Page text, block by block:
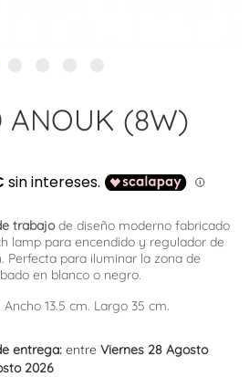
ANOUK (8W)
trabajode diseño moderno fabricado
lamp para encendido y regulador de
Perfecta para iluminar la zona de
en blanco o negro.
13.5 cm. Largo 35 cm.
entrega: entre Viernes 28 Agosto
2026